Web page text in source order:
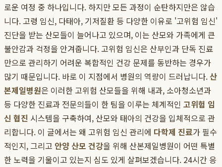
로운 여정 중 하나입니다. 하지만 모든 과정이 순탄하지만은 않습
니다. 고령 임신, 다태아, 기저질환 등 다양한 이유로 '고위험 임신'
진단을 받는 산모들이 늘어나고 있으며, 이는 산모와 가족에게 큰
불안감과 걱정을 안겨줍니다. 고위험 임신은 산부인과 단독 진료
만으로 관리하기 어려운 복합적인 건강 문제를 동반하는 경우가
많기 때문입니다. 바로 이 지점에서 병원의 역량이 드러납니다. 산
본제일병원은 이러한 고위험 산모들을 위해 내과, 소아청소년과
등 다양한 진료과 전문의들이 한 팀을 이루는 체계적인 고위험 임
신 협진 시스템을 구축하여, 산모와 태아의 건강을 입체적으로 관
리합니다. 이 글에서는 왜 고위험 임신 관리에 다학제 진료가 필수
적인지, 그리고 안양 산모 건강을 위해 산본제일병원이 어떤 특별
한 노력을 기울이고 있는지 심도 있게 살펴보겠습니다. 24시간 응